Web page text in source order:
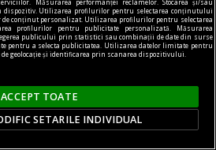
accesibile. Focul din Valea
însă la Lindenfeld
continuare pentru
cu sprijinul a două
dispozitiv. Utilizarea profilurilor pentru selectarea conținutului
conținut personalizat. Utilizarea profilurilor pentru selectarea
profilurilor pentru publicitate personalizată. Măsurarea
publicului prin statistici sau combinații de date din surse
pentru a selecta publicitatea. Utilizarea datelor limitate pentru
geolocație și identificarea prin scanarea dispozitivului.
ACCEPT TOATE
SETARILE INDIVIDUAL